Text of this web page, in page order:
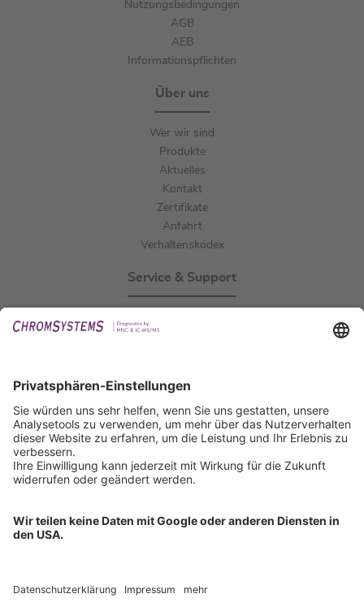
Nutzungsbedingungen
AGB
AEB
Informationspflichten
Über uns
Wer wir sind
Produkte
Aktuelles
Kontakt
Zertifikate
Anfahrt
Verhaltenskodex
Service & Support
IFU anfordern
Zertifizierungen
ISO 9001 Zertifikat